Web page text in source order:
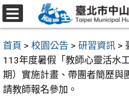
跳
至
要
內
容
區
首頁 > 校園公告 > 研習資訊 >
113年度暑假「教師心靈活水
期）實施計畫、帶團者簡歷與
請教師報名參加。
選
單